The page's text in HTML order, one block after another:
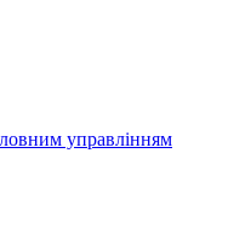
управлінням